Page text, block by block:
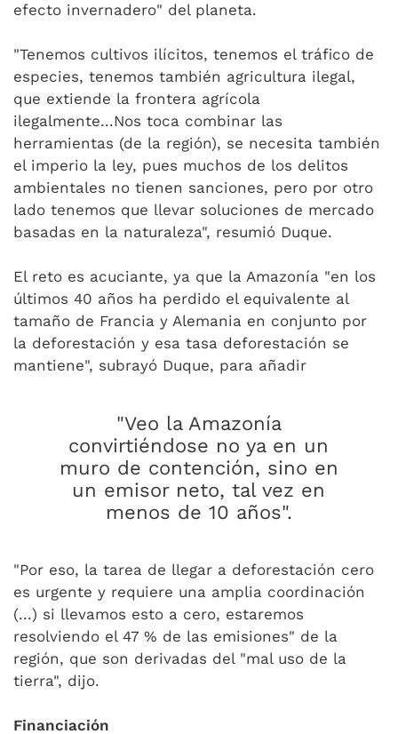
efecto invernadero" del planeta.
"Tenemos cultivos ilícitos, tenemos el tráfico de
especies, tenemos también agricultura ilegal,
que extiende la frontera agrícola
ilegalmente...Nos toca combinar las
herramientas (de la región), se necesita también
el imperio la ley, pues muchos de los delitos
ambientales no tienen sanciones, pero por otro
lado tenemos que llevar soluciones de mercado
basadas en la naturaleza", resumió Duque.
El reto es acuciante, ya que la Amazonía "en los
últimos 40 años ha perdido el equivalente al
tamaño de Francia y Alemania en conjunto por
la deforestación y esa tasa deforestación se
mantiene", subrayó Duque, para añadir
"Veo la Amazonía
convirtiéndose no ya en un
muro de contención, sino en
un emisor neto, tal vez en
menos de 10 años".
"Por eso, la tarea de llegar a deforestación cero
es urgente y requiere una amplia coordinación
(...) si llevamos esto a cero, estaremos
resolviendo el 47 % de las emisiones" de la
región, que son derivadas del "mal uso de la
tierra", dijo.
Financiación